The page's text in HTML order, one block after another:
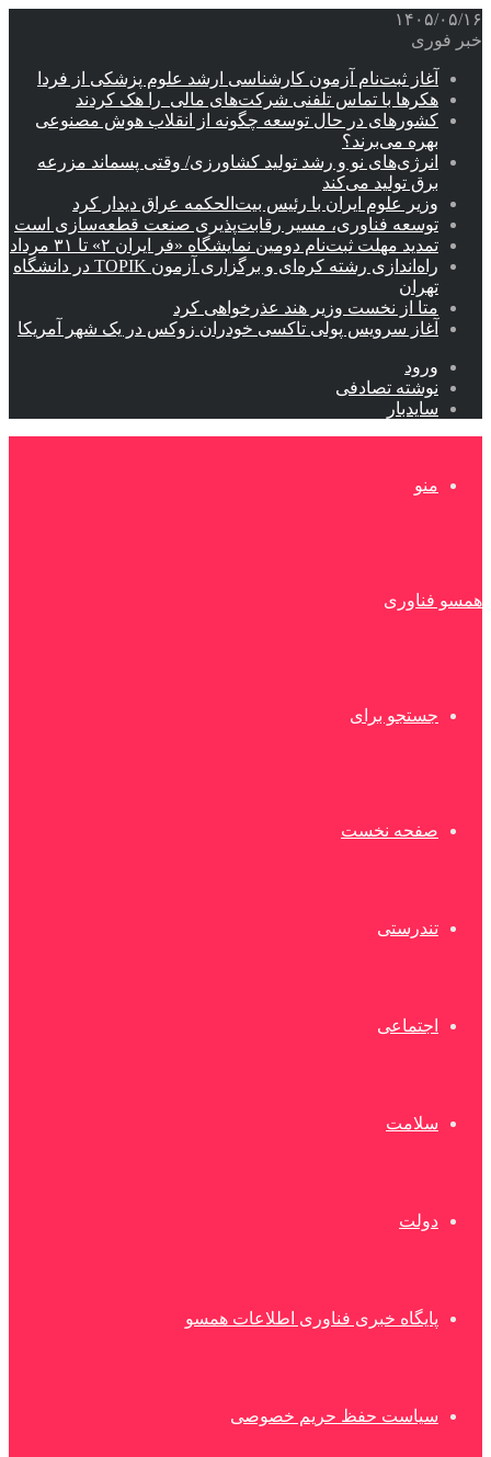
۱۴۰۵/۰۵/۱۶
خبر فوری
آغاز ثبت‌نام‌ آزمون کارشناسی ارشد علوم پزشکی از فردا
هکرها با تماس تلفنی شرکت‌های مالی را هک کردند
کشورهای در حال توسعه چگونه از انقلاب هوش مصنوعی
بهره می‌برند؟
انرژی‌های نو و رشد تولید کشاورزی/ وقتی پسماند مزرعه‌
برق تولید می‌کند
وزیر علوم ایران با رئیس بیت‌الحکمه عراق دیدار کرد
توسعه فناوری، مسیر رقابت‌پذیری صنعت قطعه‌سازی است
تمدید مهلت ثبت‌نام دومین نمایشگاه «فر ایران ۲» تا ۳۱ مرداد
راه‌اندازی رشته کره‌ای و برگزاری آزمون TOPIK در دانشگاه
تهران
متا از نخست وزیر هند عذرخواهی کرد
آغاز سرویس پولی تاکسی خودران زوکس در یک شهر آمریکا
ورود
نوشته تصادفی
سایدبار
منو
همسو فناوری
جستجو برای
صفحه نخست
تندرستی
اجتماعی
سلامت
دولت
پایگاه خبری فناوری اطلاعات همسو
سیاست حفظ حریم خصوصی